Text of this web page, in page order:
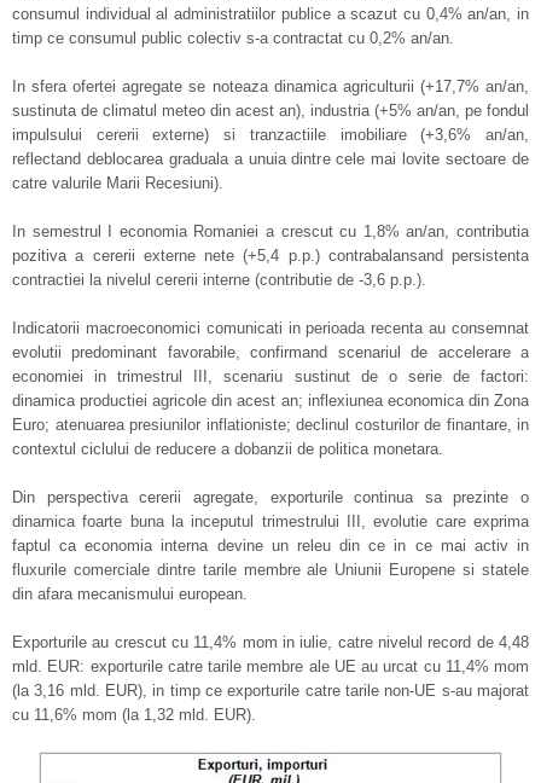
consumul individual al administratiilor publice a scazut cu 0,4% an/an, in
timp ce consumul public colectiv s-a contractat cu 0,2% an/an.
In sfera ofertei agregate se noteaza dinamica agriculturii (+17,7% an/an,
sustinuta de climatul meteo din acest an), industria (+5% an/an, pe fondul
impulsului cererii externe) si tranzactiile imobiliare (+3,6% an/an,
reflectand deblocarea graduala a unuia dintre cele mai lovite sectoare de
catre valurile Marii Recesiuni).
In semestrul I economia Romaniei a crescut cu 1,8% an/an, contributia
pozitiva a cererii externe nete (+5,4 p.p.) contrabalansand persistenta
contractiei la nivelul cererii interne (contributie de -3,6 p.p.).
Indicatorii macroeconomici comunicati in perioada recenta au consemnat
evolutii predominant favorabile, confirmand scenariul de accelerare a
economiei in trimestrul III, scenariu sustinut de o serie de factori:
dinamica productiei agricole din acest an; inflexiunea economica din Zona
Euro; atenuarea presiunilor inflationiste; declinul costurilor de finantare, in
contextul ciclului de reducere a dobanzii de politica monetara.
Din perspectiva cererii agregate, exporturile continua sa prezinte o
dinamica foarte buna la inceputul trimestrului III, evolutie care exprima
faptul ca economia interna devine un releu din ce in ce mai activ in
fluxurile comerciale dintre tarile membre ale Uniunii Europene si statele
din afara mecanismului european.
Exporturile au crescut cu 11,4% mom in iulie, catre nivelul record de 4,48
mld. EUR: exporturile catre tarile membre ale UE au urcat cu 11,4% mom
(la 3,16 mld. EUR), in timp ce exporturile catre tarile non-UE s-au majorat
cu 11,6% mom (la 1,32 mld. EUR).